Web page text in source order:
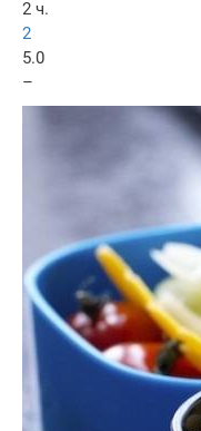
2 ч.
2
5.0
–